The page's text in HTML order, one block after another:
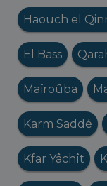
Haouch el
El Bass
Maïroûba
Karm Saddé
Kfar Yâchît